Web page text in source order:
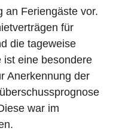
an Feriengäste vor.
für
die tageweise
ist eine besondere
Anerkennung der
war im